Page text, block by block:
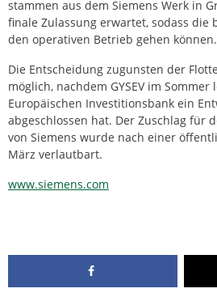
stammen aus dem Siemens Werk in
finale Zulassung erwartet, sodass die
den operativen Betrieb gehen können.
Die Entscheidung zugunsten der
möglich, nachdem GYSEV im
Europäischen Investitionsbank ein
abgeschlossen hat. Der Zuschlag für
von Siemens wurde nach einer
März verlautbart.
www.siemens.com